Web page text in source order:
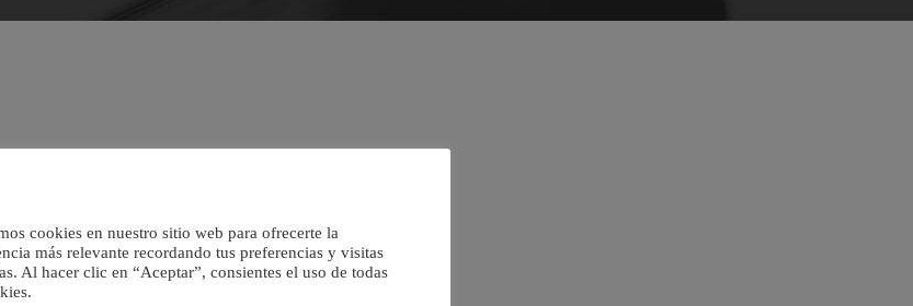
cookies en nuestro sitio web para ofrecerte la
más relevante recordando tus preferencias y visitas
Al hacer clic en “Aceptar”, consientes el uso de todas